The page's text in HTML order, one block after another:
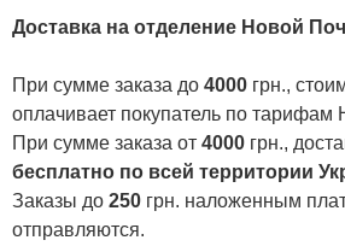
Доставка на отделение Новой
При сумме заказа до 4000 грн.,
оплачивает покупатель по тарифам
При сумме заказа от 4000 грн.,
бесплатно по всей территории
Заказы до 250 грн. наложенным
отправляются.